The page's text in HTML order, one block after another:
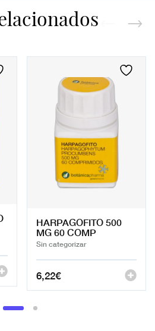
HARPAGOFITO 500
MG 60 COMP
Sin categorizar
6,22€